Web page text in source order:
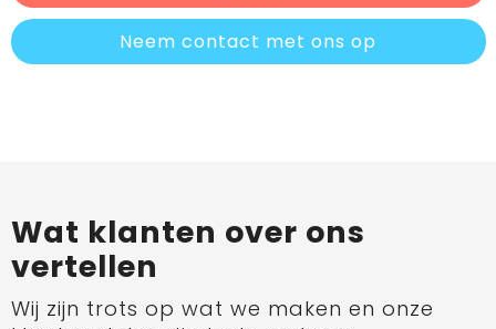
Neem contact met ons op
Wat klanten over ons
vertellen
Wij zijn trots op wat we maken en onze